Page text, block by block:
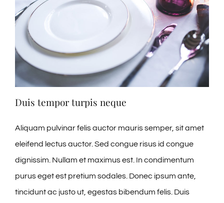
Duis tempor turpis neque
Aliquam pulvinar felis auctor mauris semper, sit amet
eleifend lectus auctor. Sed congue risus id congue
dignissim. Nullam et maximus est. In condimentum
purus eget est pretium sodales. Donec ipsum ante,
tincidunt ac justo ut, egestas bibendum felis. Duis